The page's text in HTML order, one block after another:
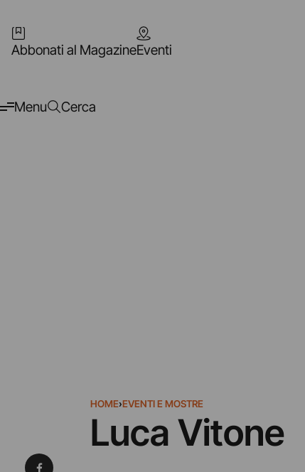
Abbonati al MagazineEventi
Menu Cerca
HOME›EVENTI E MOSTRE
Luca Vitone
Condividi su Facebook